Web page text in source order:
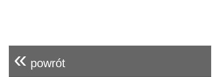
« powrót